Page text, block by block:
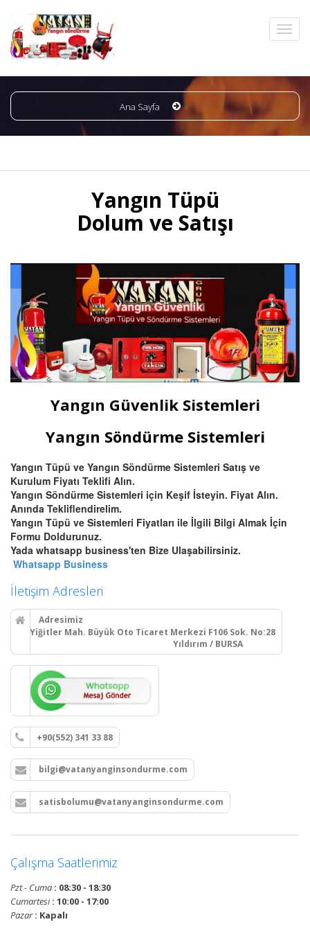
Ana Sayfa
Yangın Tüpü
Dolum ve Satışı
Yangın Güvenlik Sistemleri
Yangın Söndürme Sistemleri
Yangın Tüpü ve Yangın Söndürme Sistemleri Satış ve
Kurulum Fiyatı Teklifi Alın.
Yangın Söndürme Sistemleri için Keşif İsteyin. Fiyat Alın.
Anında Tekliflendirelim.
Yangın Tüpü ve Sistemleri Fiyatları ile İlgili Bilgi Almak İçin
Formu Doldurunuz.
Yada whatsapp business'ten Bize Ulaşabilirsiniz.
Whatsapp Business
İletişim Adresleri
Adresimiz
Yiğitler Mah. Büyük Oto Ticaret Merkezi F106 Sok. No:28
Yıldırım / BURSA
+90(552) 341 33 88
bilgi@vatanyanginsondurme.com
satisbolumu@vatanyanginsondurme.com
Çalışma Saatlerimiz
Pzt - Cuma : 08:30 - 18:30
Cumartesi: 10:00 - 17:00
Pazar: Kapalı